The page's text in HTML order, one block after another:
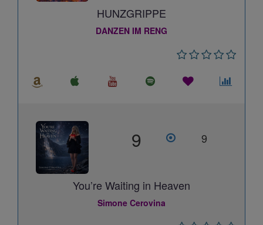
HUNZGRIPPE
DANZEN IM RENG
9 9
You’re Waiting in Heaven
Simone Cerovina